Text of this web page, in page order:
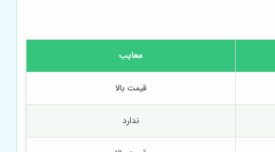
معایب
قیمت بالا
ندارد